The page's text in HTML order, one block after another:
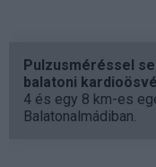
Pulzusméréssel
balatoni
4 és egy 8 km-es
Balatonalmádiban.